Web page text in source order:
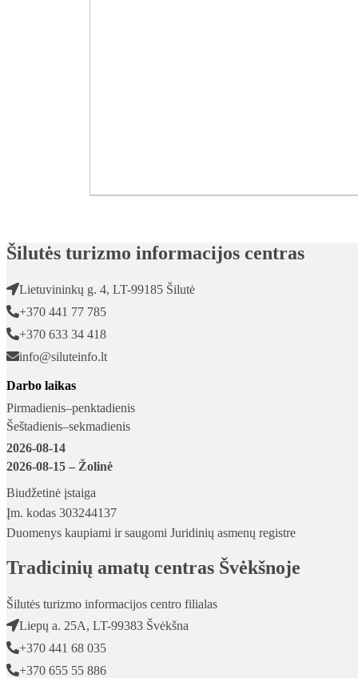
Šilutės turizmo informacijos centras
Lietuvininkų g. 4, LT-99185 Šilutė
+370 441 77 785
+370 633 34 418
info@siluteinfo.lt
Darbo laikas
Pirmadienis–penktadienis
Šeštadienis–sekmadienis
2026-08-14
2026-08-15 – Žolinė
Biudžetinė įstaiga
Įm. kodas 303244137
Duomenys kaupiami ir saugomi Juridinių asmenų registre
Tradicinių amatų centras Švėkšnoje
Šilutės turizmo informacijos centro filialas
Liepų a. 25A, LT-99383 Švėkšna
+370 441 68 035
+370 655 55 886